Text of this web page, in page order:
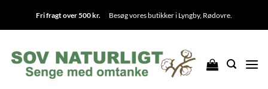
Fri fragt over 500 kr. Besøg vores butikker i Lyngby, Rødovre